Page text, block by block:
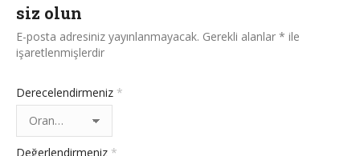
siz olun
E-posta adresiniz yayınlanmayacak. Gerekli alanlar * ile
işaretlenmişlerdir
Derecelendirmeniz *
Değerlendirmeniz *